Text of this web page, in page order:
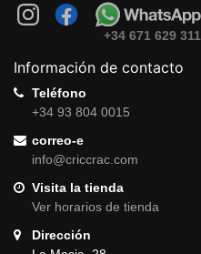
+34 671 629 311
Información de contacto
Teléfono
+34 93 804 0015
correo-e
info@criccrac.com
Visita la tienda
Ver horarios de tienda
Dirección